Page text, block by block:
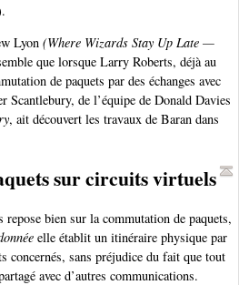
Lyon (Where Wizards Stay Up Late —
que lorsque Larry Roberts, déjà au
de paquets par des échanges avec
Scantlebury, de l’équipe de Donald Davies
, ait découvert les travaux de Baran dans
sur circuits virtuels
bien sur la commutation de paquets,
elle établit un itinéraire physique par
concernés, sans préjudice du fait que tout
avec d’autres communications.